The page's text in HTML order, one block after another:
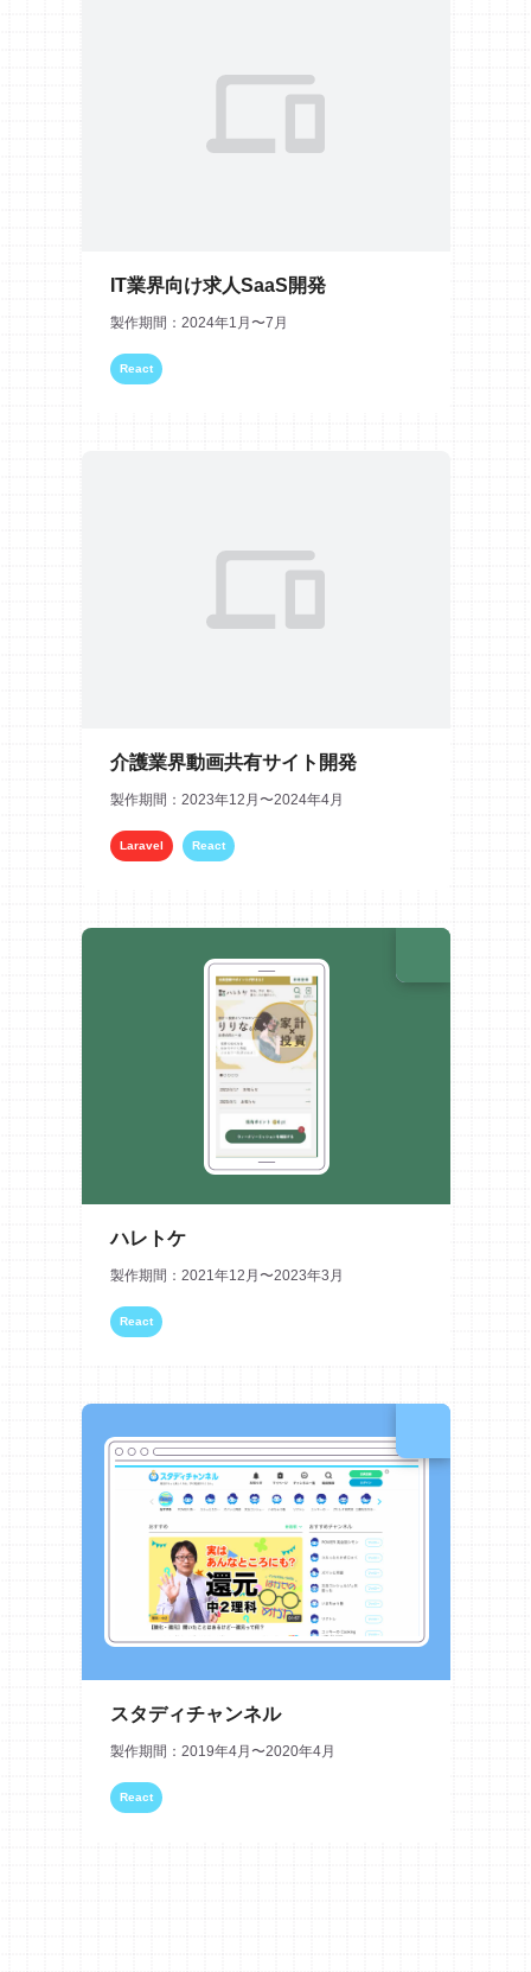
IT業界向け求人SaaS開発
製作期間：2024年1月〜7月
React
介護業界動画共有サイト開発
製作期間：2023年12月〜2024年4月
Laravel React
ハレトケ
製作期間：2021年12月〜2023年3月
React
スタディチャンネル
製作期間：2019年4月〜2020年4月
React